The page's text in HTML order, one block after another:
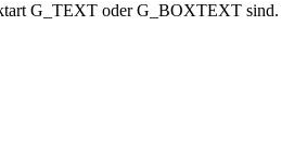
G_TEXT oder G_BOXTEXT sind.